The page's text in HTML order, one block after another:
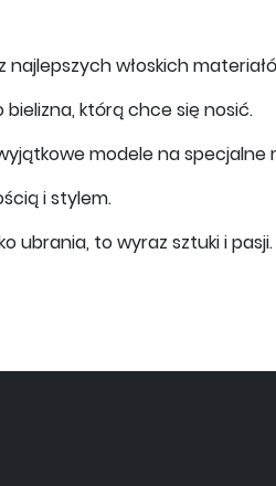
włoskich
którą chce się nosić.
modele na specjalne
i stylem.
ubrania, to wyraz sztuki i pasji.